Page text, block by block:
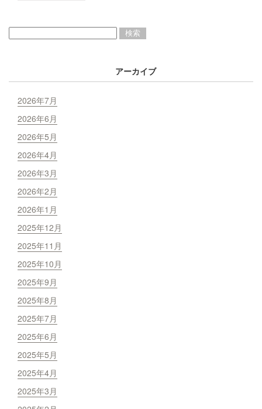
アーカイブ
2026年7月
2026年6月
2026年5月
2026年4月
2026年3月
2026年2月
2026年1月
2025年12月
2025年11月
2025年10月
2025年9月
2025年8月
2025年7月
2025年6月
2025年5月
2025年4月
2025年3月